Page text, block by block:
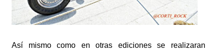
Así mismo como en otras ediciones se realizaran